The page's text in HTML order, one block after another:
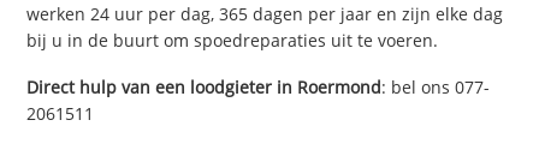
werken 24 uur per dag, 365 dagen per jaar en zijn elke dag
bij u in de buurt om spoedreparaties uit te voeren.
Direct hulp van een loodgieter in Roermond: bel ons 077-
2061511